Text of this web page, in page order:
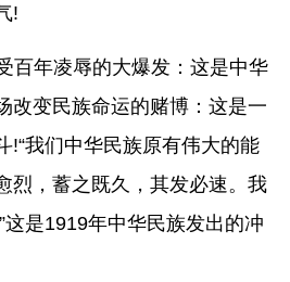
!
百年凌辱的大爆发：这是中华
改变民族命运的赌博：这是一
!“我们中华民族原有伟大的能
烈，蓄之既久，其发必速。我
是1919年中华民族发出的冲